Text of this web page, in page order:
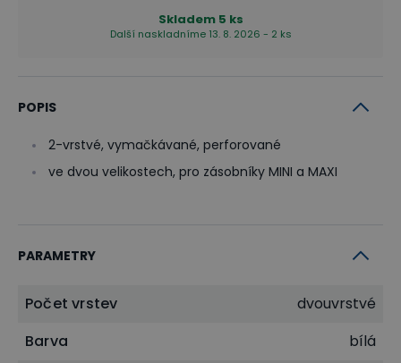
Skladem 5 ks
Další naskladníme 13. 8. 2026 - 2 ks
POPIS
2-vrstvé, vymačkávané, perforované
ve dvou velikostech, pro zásobníky MINI a MAXI
PARAMETRY
Počet vrstev
dvouvrstvé
Barva
bílá